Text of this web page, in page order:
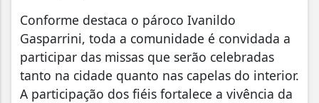
Conforme destaca o pároco Ivanildo
Gasparrini, toda a comunidade é convidada a
participar das missas que serão celebradas
tanto na cidade quanto nas capelas do interior.
A participação dos fiéis fortalece a vivência da